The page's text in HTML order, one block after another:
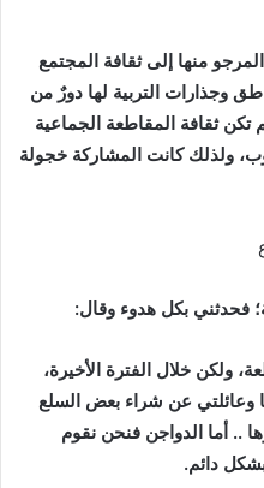
المرجو منها إلى ثقافة المجتمع
وجذارات التربية لها دورٌ من
تكن ثقافة المقاطعة الجماعية
ولذلك كانت المشاركة خجولة
فحدثني بكل هدوء وقال:
ولكن خلال الفترة الأخيرة،
وعائلتي عن شراء بعض السلع
.. أما الدواجن فنحن نقوم
دائم.